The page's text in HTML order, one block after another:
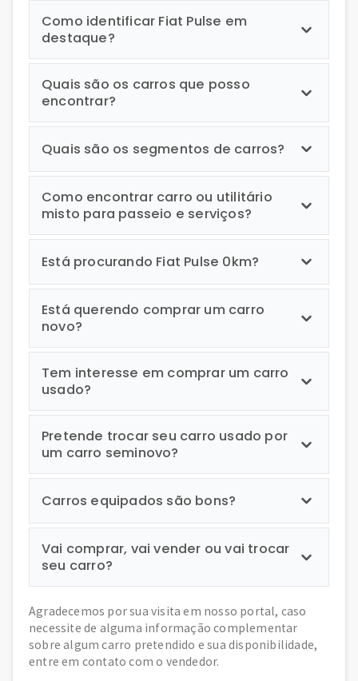
Como identificar Fiat Pulse em
destaque?
Quais são os carros que posso
encontrar?
Quais são os segmentos de carros?
Como encontrar carro ou utilitário
misto para passeio e serviços?
Está procurando Fiat Pulse 0km?
Está querendo comprar um carro
novo?
Tem interesse em comprar um carro
usado?
Pretende trocar seu carro usado por
um carro seminovo?
Carros equipados são bons?
Vai comprar, vai vender ou vai trocar
seu carro?
Agradecemos por sua visita em nosso portal, caso
necessite de alguma informação complementar
sobre algum carro pretendido e sua disponibilidade,
entre em contato com o vendedor.